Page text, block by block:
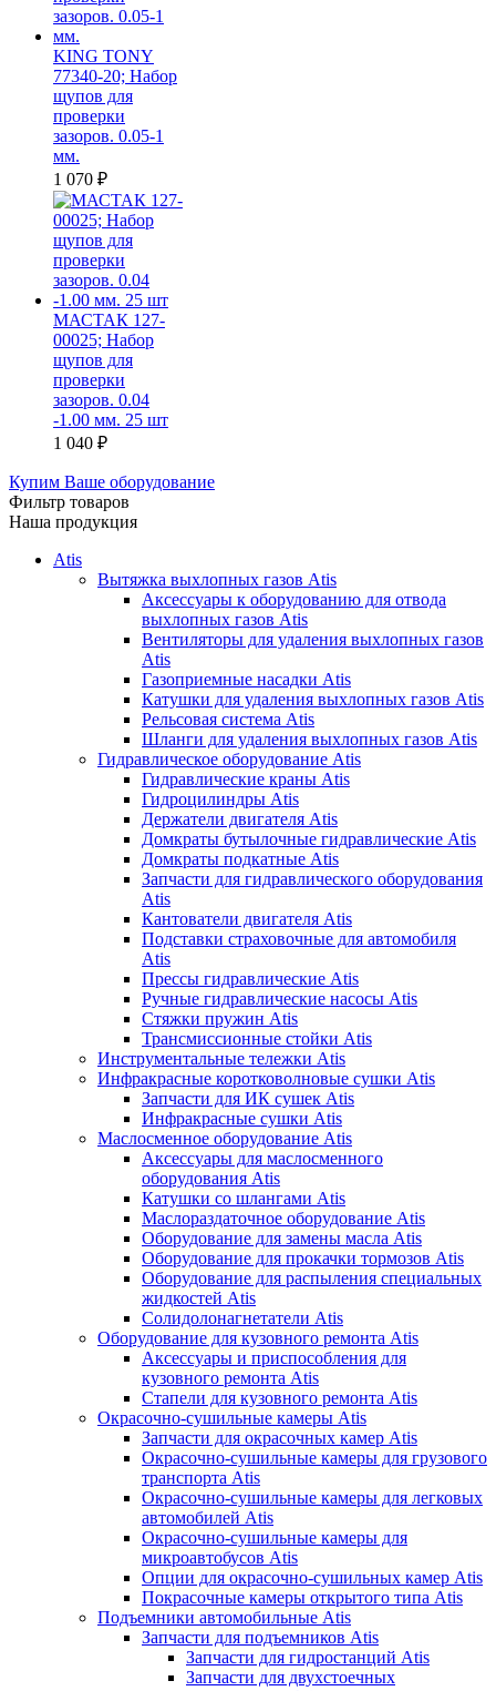
KING TONY
77340-20; Набор
щупов для
проверки
зазоров. 0.05-1
мм.
1 070 ₽
МАСТАК 127-
00025; Набор
щупов для
проверки
зазоров. 0.04
-1.00 мм. 25 шт
1 040 ₽
Купим Ваше оборудование
Фильтр товаров
Наша продукция
Atis
Вытяжка выхлопных газов Atis
Аксессуары к оборудованию для отвода
выхлопных газов Atis
Вентиляторы для удаления выхлопных газов
Atis
Газоприемные насадки Atis
Катушки для удаления выхлопных газов Atis
Рельсовая система Atis
Шланги для удаления выхлопных газов Atis
Гидравлическое оборудование Atis
Гидравлические краны Atis
Гидроцилиндры Atis
Держатели двигателя Atis
Домкраты бутылочные гидравлические Atis
Домкраты подкатные Atis
Запчасти для гидравлического оборудования
Atis
Кантователи двигателя Atis
Подставки страховочные для автомобиля
Atis
Прессы гидравлические Atis
Ручные гидравлические насосы Atis
Стяжки пружин Atis
Трансмиссионные стойки Atis
Инструментальные тележки Atis
Инфракрасные коротковолновые сушки Atis
Запчасти для ИК сушек Atis
Инфракрасные сушки Atis
Маслосменное оборудование Atis
Аксессуары для маслосменного
оборудования Atis
Катушки со шлангами Atis
Маслораздаточное оборудование Atis
Оборудование для замены масла Atis
Оборудование для прокачки тормозов Atis
Оборудование для распыления специальных
жидкостей Atis
Солидолонагнетатели Atis
Оборудование для кузовного ремонта Atis
Аксессуары и приспособления для
кузовного ремонта Atis
Стапели для кузовного ремонта Atis
Окрасочно-сушильные камеры Atis
Запчасти для окрасочных камер Atis
Окрасочно-сушильные камеры для грузового
транспорта Atis
Окрасочно-сушильные камеры для легковых
автомобилей Atis
Окрасочно-сушильные камеры для
микроавтобусов Atis
Опции для окрасочно-сушильных камер Atis
Покрасочные камеры открытого типа Atis
Подъемники автомобильные Atis
Запчасти для подъемников Atis
Запчасти для гидростанций Atis
Запчасти для двухстоечных